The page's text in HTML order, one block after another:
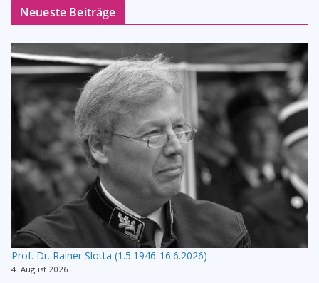
Neueste Beiträge
Prof. Dr. Rainer Slotta (1.5.1946-16.6.2026)
4. August 2026